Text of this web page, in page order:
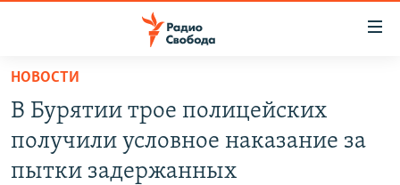
упрощенного
доступа
основному
ПОДКАСТЫ
АВТОРСКИЕ ПРОЕКТЫ
НОВОСТИ
В Бурятии трое полицейских
получили условное наказание за
пытки задержанных